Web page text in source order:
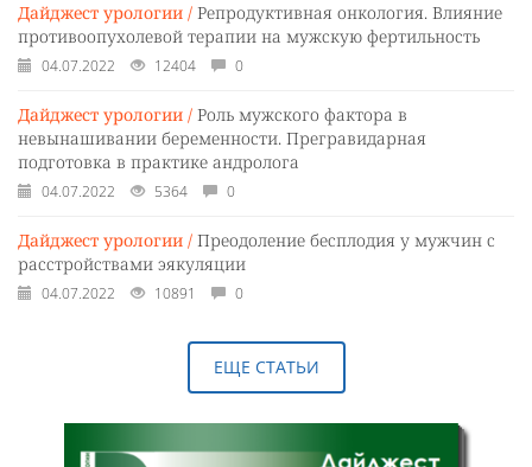
Дайджест урологии / Репродуктивная онкология. Влияние
противоопухолевой терапии на мужскую фертильность
04.07.2022 12404 0
Дайджест урологии / Роль мужского фактора в
невынашивании беременности. Прегравидарная
подготовка в практике андролога
04.07.2022 5364 0
Дайджест урологии / Преодоление бесплодия у мужчин с
расстройствами эякуляции
04.07.2022 10891 0
ЕЩЕ СТАТЬИ